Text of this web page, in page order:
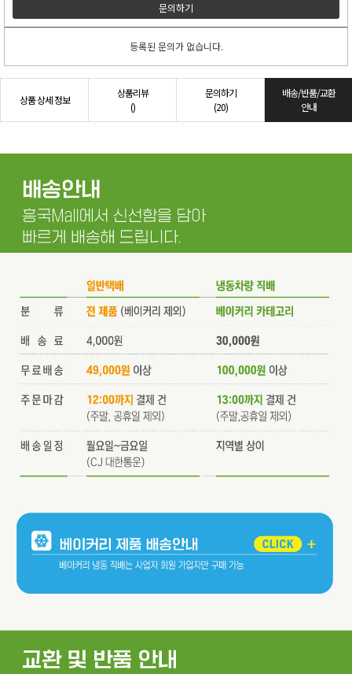
문의하기
등록된 문의가 없습니다.
상품 상세 정보
상품리뷰
()
문의하기
(20)
배송/반품/교환
안내